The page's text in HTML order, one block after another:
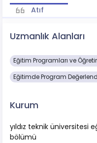
Atıf
Uzmanlık Alanları
Eğitim Programları ve
Eğitimde Program
Kurum
yıldız teknik üniversitesi
bölümü